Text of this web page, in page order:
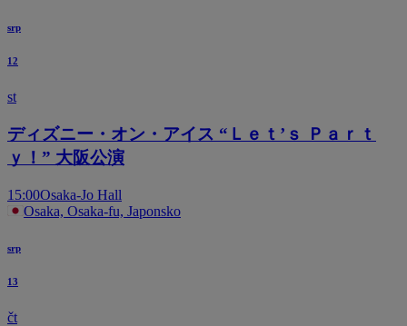
srp
12
st
ディズニー・オン・アイス “Ｌｅｔ’ｓ Ｐａｒｔ
ｙ！” 大阪公演
15:00Osaka-Jo Hall
Osaka, Osaka-fu, Japonsko
srp
13
čt